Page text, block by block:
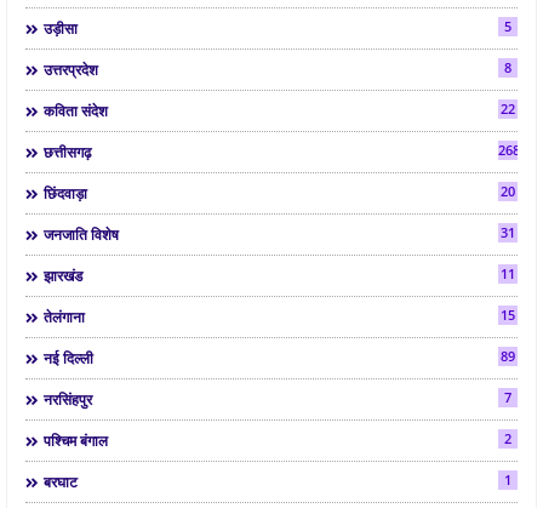
उड़ीसा 5
उत्तरप्रदेश 8
कविता संदेश 22
छत्तीसगढ़ 268
छिंदवाड़ा 20
जनजाति विशेष 31
झारखंड 11
तेलंगाना 15
नई दिल्ली 89
नरसिंहपुर 7
पश्चिम बंगाल 2
बरघाट 1